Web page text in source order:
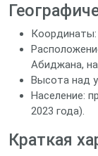
Координаты:
Абиджана,
Высота над
Население:
2023 года).
Краткая